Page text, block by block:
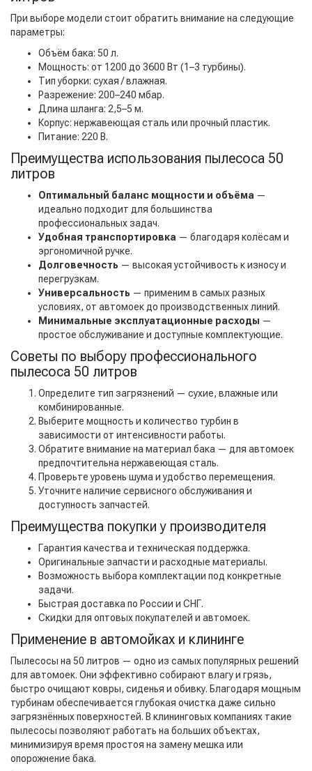
При выборе модели стоит обратить внимание на следующие
параметры:
Объём бака: 50 л.
Мощность: от 1200 до 3600 Вт (1–3 турбины).
Тип уборки: сухая / влажная.
Разрежение: 200–240 мбар.
Длина шланга: 2,5–5 м.
Корпус: нержавеющая сталь или прочный пластик.
Питание: 220 В.
Преимущества использования пылесоса 50
литров
Оптимальный баланс мощности и объёма —
идеально подходит для большинства
профессиональных задач.
Удобная транспортировка — благодаря колёсам и
эргономичной ручке.
Долговечность — высокая устойчивость к износу и
перегрузкам.
Универсальность — применим в самых разных
условиях, от автомоек до производственных линий.
Минимальные эксплуатационные расходы —
простое обслуживание и доступные комплектующие.
Советы по выбору профессионального
пылесоса 50 литров
Определите тип загрязнений — сухие, влажные или
комбинированные.
Выберите мощность и количество турбин в
зависимости от интенсивности работы.
Обратите внимание на материал бака — для автомоек
предпочтительна нержавеющая сталь.
Проверьте уровень шума и удобство перемещения.
Уточните наличие сервисного обслуживания и
доступность запчастей.
Преимущества покупки у производителя
Гарантия качества и техническая поддержка.
Оригинальные запчасти и расходные материалы.
Возможность выбора комплектации под конкретные
задачи.
Быстрая доставка по России и СНГ.
Скидки для оптовых покупателей и автомоек.
Применение в автомойках и клининге
Пылесосы на 50 литров — одно из самых популярных решений
для автомоек. Они эффективно собирают влагу и грязь,
быстро очищают ковры, сиденья и обивку. Благодаря мощным
турбинам обеспечивается глубокая очистка даже сильно
загрязнённых поверхностей. В клининговых компаниях такие
пылесосы позволяют работать на больших объектах,
минимизируя время простоя на замену мешка или
опорожнение бака.